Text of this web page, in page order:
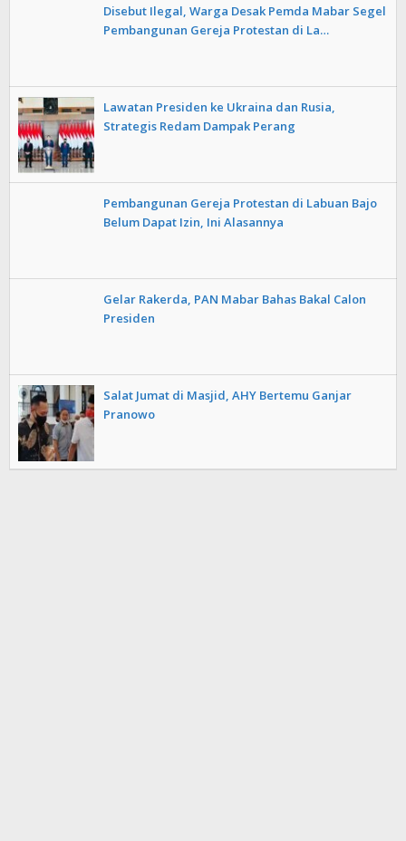
Disebut Ilegal, Warga Desak Pemda Mabar Segel
Pembangunan Gereja Protestan di La…
Lawatan Presiden ke Ukraina dan Rusia,
Strategis Redam Dampak Perang
Pembangunan Gereja Protestan di Labuan Bajo
Belum Dapat Izin, Ini Alasannya
Gelar Rakerda, PAN Mabar Bahas Bakal Calon
Presiden
Salat Jumat di Masjid, AHY Bertemu Ganjar
Pranowo